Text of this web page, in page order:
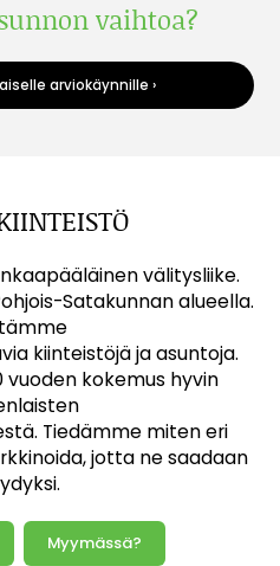
vaihtoa?
arviokäynnille ›
välitysliike.
Satakunnan alueella.
kiinteistöjä ja asuntoja.
vuoden kokemus hyvin
Tiedämme miten eri
jotta ne saadaan
Myymässä?